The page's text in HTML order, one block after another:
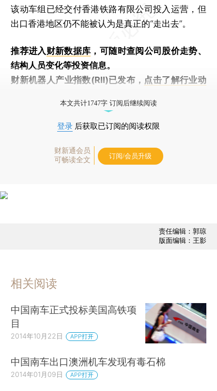
该动车组已经交付香港铁路有限公司投入运营，但
出口香港地区仍不能被认为是真正的“走出去”。
推荐进入财新数据库 ，可随时查阅公司股价走势、
结构人员变化等投资信息。
财新机器人产业指数(RII)已发布， 点击了解行业动
本文共计1747字 订阅后继续阅读
登录 后获取已订阅的阅读权限
财新通会员
可畅读全文
订阅/会员升级
责任编辑：郭琼
版面编辑：王影
相关阅读
中国南车正式投标美国高铁项
目
2014年10月22日 APP打开
中国南车出口澳洲机车发现有毒石棉
2014年01月09日 APP打开